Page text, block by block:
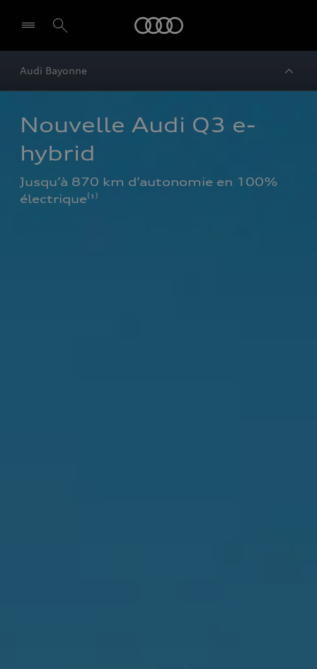
Audi Bayonne
Nouvelle Audi Q3 e-
hybrid
Jusqu’à 870 km d’autonomie en 100%
électrique⁽¹⁾